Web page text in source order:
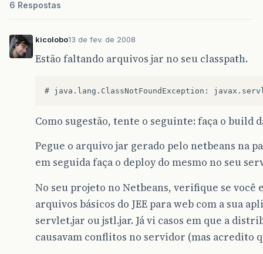
6 Respostas
kicolobo13 de fev. de 2008
Estão faltando arquivos jar no seu classpath.
Como sugestão, tente o seguinte: faça o build
Pegue o arquivo jar gerado pelo netbeans na
em seguida faça o deploy do mesmo no seu
No seu projeto no Netbeans, verifique se você
arquivos básicos do JEE para web com a sua
servlet.jar ou jstl.jar. Já vi casos em que a
causavam conflitos no servidor (mas acredito